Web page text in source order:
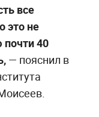
все
это не
40
— пояснил в